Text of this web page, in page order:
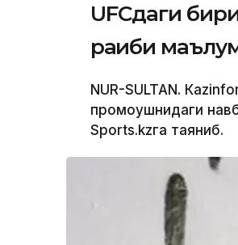
UFCдаги
рақиби
NUR-SULTAN.
промоушнидаги
Sports.kzга таяниб.